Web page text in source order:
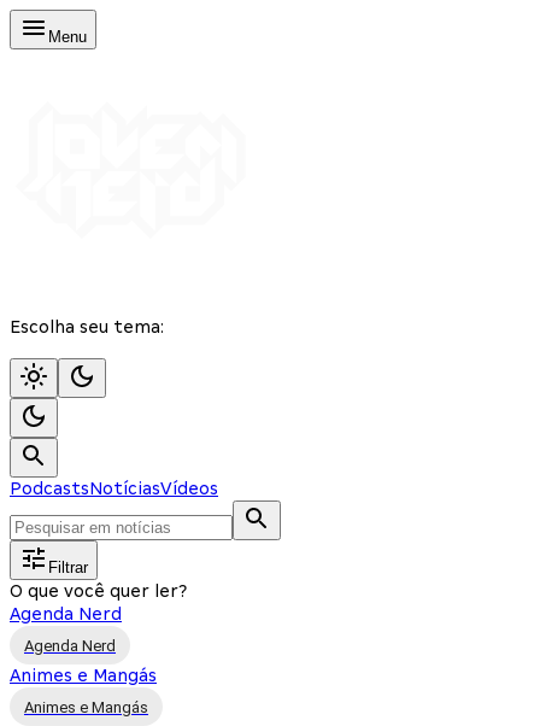
Menu
Escolha seu tema:
PodcastsNotíciasVídeos
Filtrar
O que você quer ler?
Agenda Nerd
Agenda Nerd
Animes e Mangás
Animes e Mangás